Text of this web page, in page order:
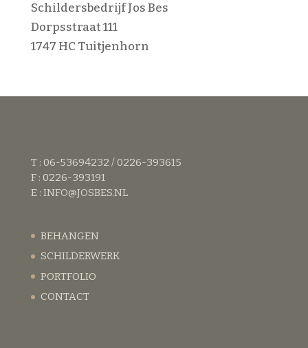
Schildersbedrijf Jos Bes
Dorpsstraat 111
1747 HC Tuitjenhorn
T : 06-53694232 / 0226-393615
F : 0226-393191
E : INFO@JOSBES.NL
BEHANGEN
SCHILDERWERK
PORTFOLIO
CONTACT